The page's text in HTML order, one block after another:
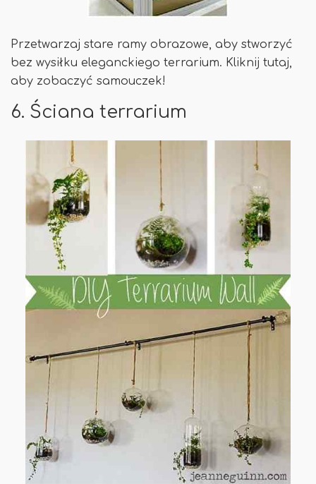
Przetwarzaj stare ramy obrazowe, aby stworzyć
bez wysiłku eleganckiego terrarium. Kliknij tutaj,
aby zobaczyć samouczek!
6. Ściana terrarium